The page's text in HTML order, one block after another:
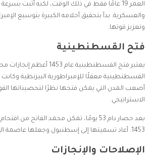
العمر 19 عامًا فقط في ذلك الوقت، لكنه أثبت بسرعة
والعسكرية. بدأ بتحقيق أحلامه الكبيرة بتوسيع
وتعزيز قوتها.
فتح القسطنطينية
يعتبر فتح القسطنطينية عام
القسطنطينية معقلًا للإمبراطورية البيزنطية
أصعب المدن التي يمكن فتحها نظرًا لتحصيناتها
الاستراتيجي.
1453. أعاد تسميتها إلى إسطنبول وجعلها عاصمة الإمبراطورية العثمانية.
الإصلاحات والإنجازات